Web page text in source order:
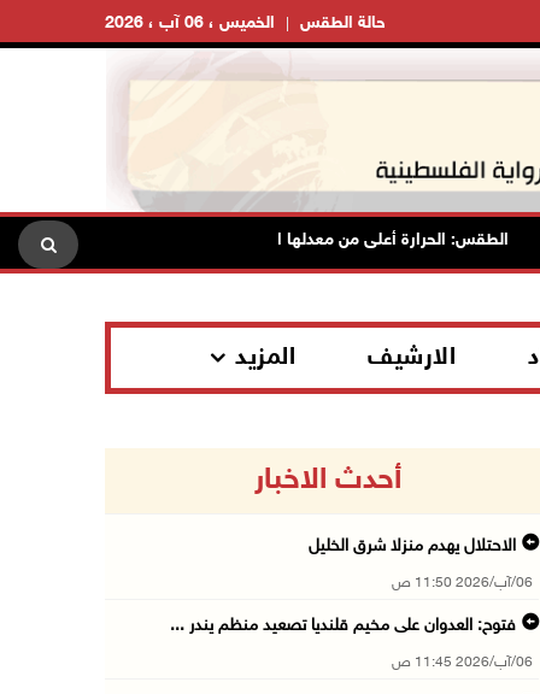
الخميس ، 06 آب ، 2026 حالة الطقس
الطقس: الحرارة أعلى من معدلها السنوي العام الاحتلال
الارشيف المزيد
أحدث الاخبار
الاحتلال يهدم منزلا شرق الخليل
06/آب/2026 11:50 ص
فتوح: العدوان على مخيم قلنديا تصعيد منظم يندر ...
06/آب/2026 11:45 ص